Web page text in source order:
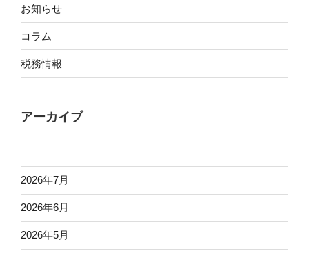
お知らせ
コラム
税務情報
アーカイブ
2026年7月
2026年6月
2026年5月